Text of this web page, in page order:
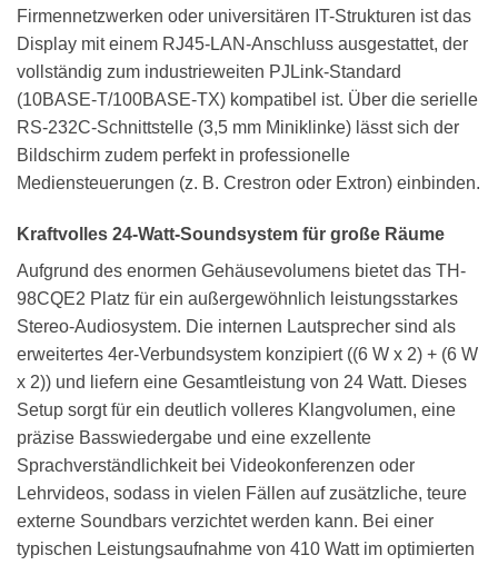
Firmennetzwerken oder universitären IT-Strukturen ist das
Display mit einem RJ45-LAN-Anschluss ausgestattet, der
vollständig zum industrieweiten PJLink-Standard
(10BASE-T/100BASE-TX) kompatibel ist. Über die serielle
RS-232C-Schnittstelle (3,5 mm Miniklinke) lässt sich der
Bildschirm zudem perfekt in professionelle
Mediensteuerungen (z. B. Crestron oder Extron) einbinden.
Kraftvolles 24-Watt-Soundsystem für große Räume
Aufgrund des enormen Gehäusevolumens bietet das TH-
98CQE2 Platz für ein außergewöhnlich leistungsstarkes
Stereo-Audiosystem. Die internen Lautsprecher sind als
erweitertes 4er-Verbundsystem konzipiert ((6 W x 2) + (6 W
x 2)) und liefern eine Gesamtleistung von 24 Watt. Dieses
Setup sorgt für ein deutlich volleres Klangvolumen, eine
präzise Basswiedergabe und eine exzellente
Sprachverständlichkeit bei Videokonferenzen oder
Lehrvideos, sodass in vielen Fällen auf zusätzliche, teure
externe Soundbars verzichtet werden kann. Bei einer
typischen Leistungsaufnahme von 410 Watt im optimierten